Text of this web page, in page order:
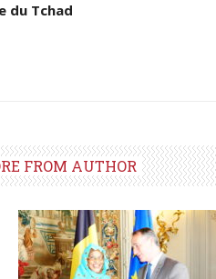
du Tchad
FROM AUTHOR